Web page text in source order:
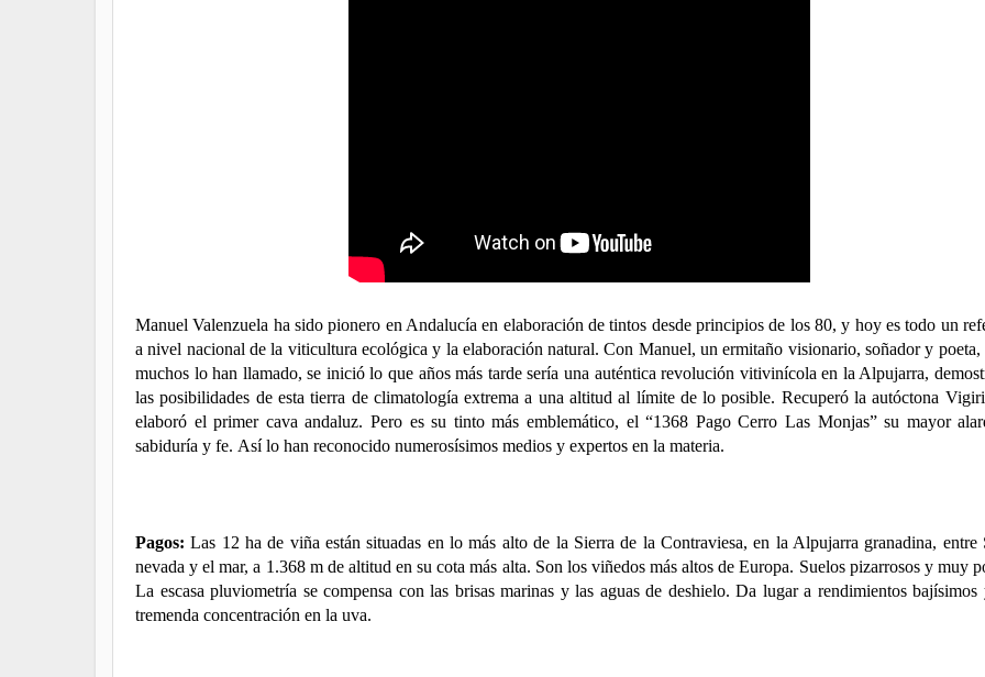
Manuel Valenzuela ha sido pionero en Andalucía en elaboración de tintos desde principios de los 80, y hoy es todo un
a nivel nacional de la viticultura ecológica y la elaboración natural. Con Manuel, un ermitaño visionario, soñador y poeta,
muchos lo han llamado, se inició lo que años más tarde sería una auténtica revolución vitivinícola en la Alpujarra,
las posibilidades de esta tierra de climatología extrema a una altitud al límite de lo posible. Recuperó la autóctona
elaboró el primer cava andaluz. Pero es su tinto más emblemático, el “1368 Pago Cerro Las Monjas” su mayor
sabiduría y fe. Así lo han reconocido numerosísimos medios y expertos en la materia.
Pagos: Las 12 ha de viña están situadas en lo más alto de la Sierra de la Contraviesa, en la Alpujarra granadina, entre
nevada y el mar, a 1.368 m de altitud en su cota más alta. Son los viñedos más altos de Europa. Suelos pizarrosos y muy
La escasa pluviometría se compensa con las brisas marinas y las aguas de deshielo. Da lugar a rendimientos bajísimos
tremenda concentración en la uva.